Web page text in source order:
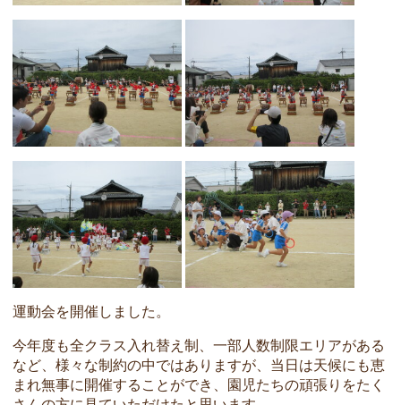
運動会を開催しました。
今年度も全クラス入れ替え制、一部人数制限エリアがある
など、様々な制約の中ではありますが、当日は天候にも恵
まれ無事に開催することができ、園児たちの頑張りをたく